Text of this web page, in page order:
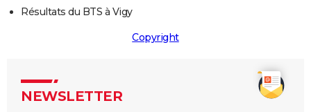
Résultats du BTS à Vigy
Copyright
NEWSLETTER